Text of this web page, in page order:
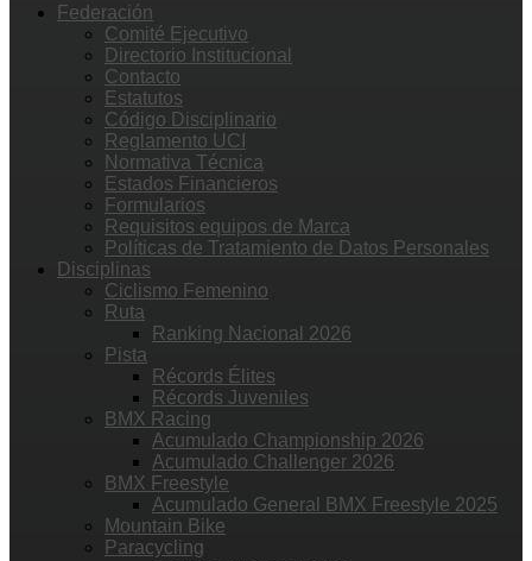
Federación
Comité Ejecutivo
Directorio Institucional
Contacto
Estatutos
Código Disciplinario
Reglamento UCI
Normativa Técnica
Estados Financieros
Formularios
Requisitos equipos de Marca
Políticas de Tratamiento de Datos Personales
Disciplinas
Ciclismo Femenino
Ruta
Ranking Nacional 2026
Pista
Récords Élites
Récords Juveniles
BMX Racing
Acumulado Championship 2026
Acumulado Challenger 2026
BMX Freestyle
Acumulado General BMX Freestyle 2025
Mountain Bike
Paracycling